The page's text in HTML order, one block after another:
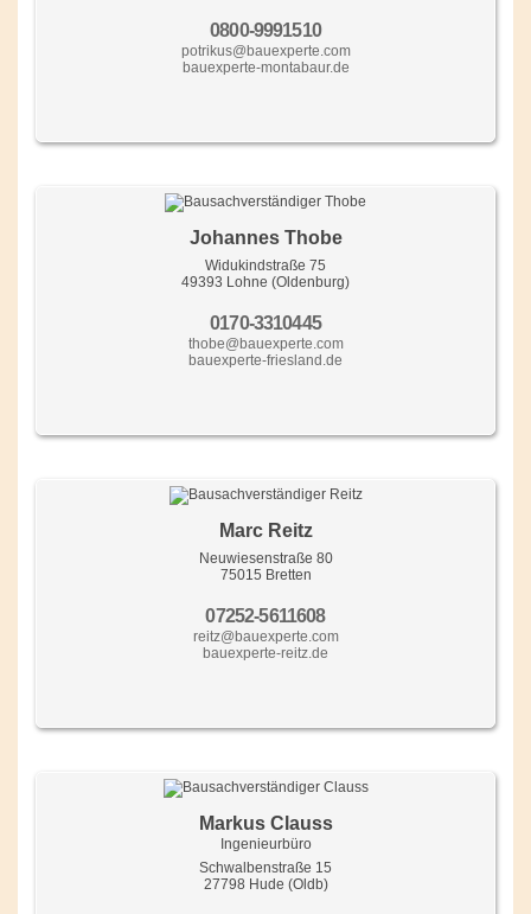
0800-9991510
potrikus@bauexperte.com
bauexperte-montabaur.de
Johannes Thobe
Widukindstraße 75
49393 Lohne (Oldenburg)
0170-3310445
thobe@bauexperte.com
bauexperte-friesland.de
Marc Reitz
Neuwiesenstraße 80
75015 Bretten
07252-5611608
reitz@bauexperte.com
bauexperte-reitz.de
Markus Clauss
Ingenieurbüro
Schwalbenstraße 15
27798 Hude (Oldb)